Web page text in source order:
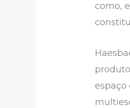
como,
espaço